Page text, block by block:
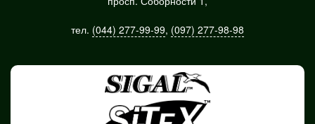
тел. (044) 277-99-99, (097) 277-98-98